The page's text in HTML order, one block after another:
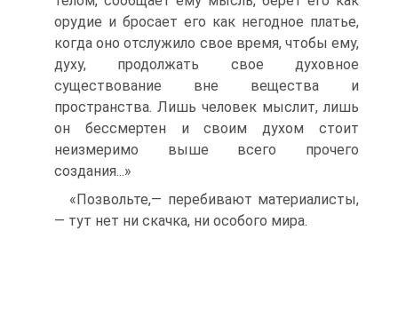
орудие и бросает его как негодное платье,
когда оно отслужило свое время, чтобы ему,
духу, продолжать свое духовное
существование вне вещества и
пространства. Лишь человек мыслит, лишь
он бессмертен и своим духом стоит
неизмеримо выше всего прочего
создания...»
«Позвольте,— перебивают материалисты,
— тут нет ни скачка, ни особого мира.